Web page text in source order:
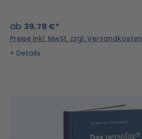
ab 39,78 €*
Preise inkl. MwSt. zzgl. Versandkosten
Details